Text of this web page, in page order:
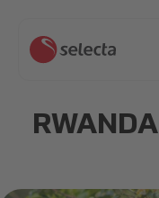
RWANDA